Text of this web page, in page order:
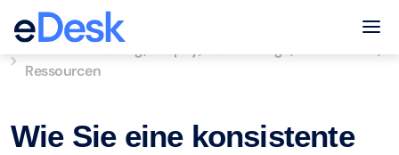
eCommerce Support Central
Ressourcen
Wie Sie eine konsistente